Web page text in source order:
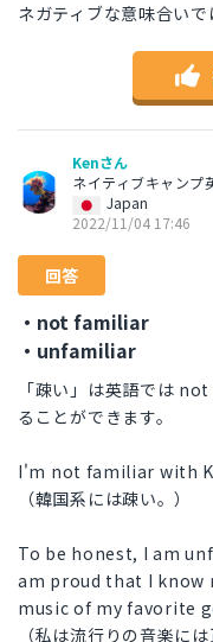
ネガティブな意味合いで
Kenさん
ネイティブキャンプ
Japan
2022/11/04 17:46
回答
・not familiar
・unfamiliar
「疎い」は英語では
ることができます。
I'm not familiar with
（韓国系には疎い。）
To be honest, I am
am proud that I know
music of my favorite
（私は流行りの音楽に